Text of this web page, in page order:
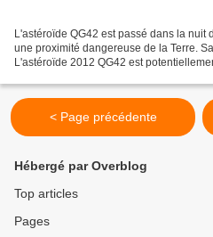
L'astéroïde QG42 est passé dans la
une proximité dangereuse de la Terre.
L'astéroïde 2012 QG42 est
< Page précédente
Hébergé par Overblog
Top articles
Pages